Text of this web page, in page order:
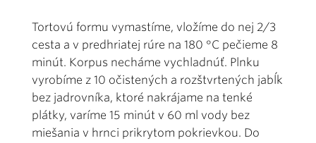
Tortovú formu vymastíme, vložíme do nej 2/3
cesta a v predhriatej rúre na 180 °C pečieme 8
minút. Korpus necháme vychladnúť. Plnku
vyrobíme z 10 očistených a rozštvrtených jabĺk
bez jadrovníka, ktoré nakrájame na tenké
plátky, varíme 15 minút v 60 ml vody bez
miešania v hrnci prikrytom pokrievkou. Do